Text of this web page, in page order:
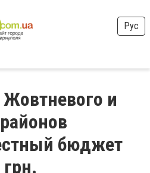
Рус
и
бюджет